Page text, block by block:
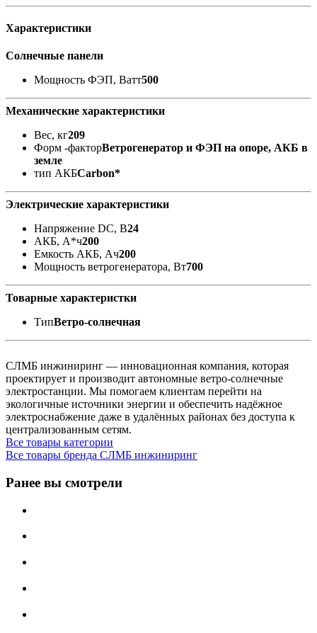
Характеристики
Солнечные панели
Мощность ФЭП, Ватт500
Механические характеристики
Вес, кг209
Форм -факторВетрогенератор и ФЭП на опоре, АКБ в
земле
тип АКБCarbon*
Электрические характеристики
Напряжение DC, В24
АКБ, А*ч200
Емкость АКБ, Ач200
Мощность ветрогенератора, Вт700
Товарные характеристки
ТипВетро-солнечная
СЛМБ инжиниринг — инновационная компания, которая
проектирует и производит автономные ветро‑солнечные
электростанции. Мы помогаем клиентам перейти на
экологичные источники энергии и обеспечить надёжное
электроснабжение даже в удалённых районах без доступа к
централизованным сетям.
Все товары категории
Все товары бренда СЛМБ инжиниринг
Ранее вы смотрели